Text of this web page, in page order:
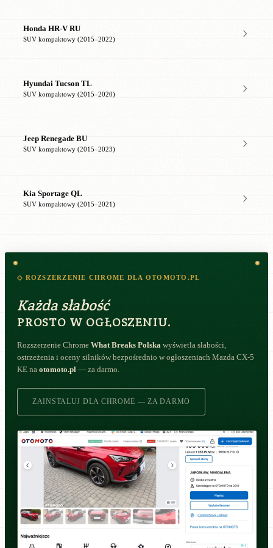
Honda HR-V RU
SUV kompaktowy (2015–2022)
Hyundai Tucson TL
SUV kompaktowy (2015–2020)
Jeep Renegade BU
SUV kompaktowy (2015–2023)
Kia Sportage QL
SUV kompaktowy (2015–2021)
◇ ROZSZERZENIE CHROME DLA OTOMOTO.PL
Każda słabość
PROSTO W OGŁOSZENIU.
Rozszerzenie Chrome What Breaks Polska wyświetla słabości,
ostrzeżenia i oceny silników bezpośrednio w ogłoszeniach Mazda CX-5
KE na otomoto.pl — za darmo.
ZAINSTALUJ DLA CHROME — ZA DARMO